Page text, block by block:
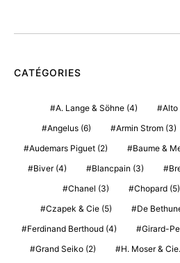
CATÉGORIES
A. Lange & Söhne (4) Alto
Angelus(6) Armin Strom(3)
Audemars Piguet (2) Baume &
Biver(4) Blancpain (3)
Chanel (3) Chopard (5)
Czapek & Cie (5) De
Ferdinand Berthoud (4) Girard-
Grand Seiko (2) H. Moser & Cie.